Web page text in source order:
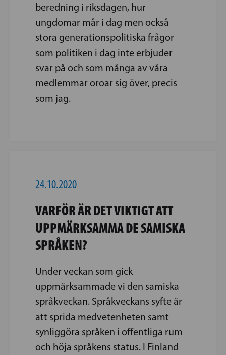
beredning i riksdagen, hur
ungdomar mår i dag men också
stora generationspolitiska frågor
som politiken i dag inte erbjuder
svar på och som många av våra
medlemmar oroar sig över, precis
som jag.
24.10.2020
VARFÖR ÄR DET VIKTIGT ATT
UPPMÄRKSAMMA DE SAMISKA
SPRÅKEN?
Under veckan som gick
uppmärksammade vi den samiska
språkveckan. Språkveckans syfte är
att sprida medvetenheten samt
synliggöra språken i offentliga rum
och höja språkens status. I Finland